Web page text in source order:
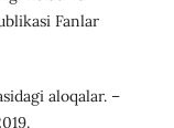
Fanlar
aloqalar. –